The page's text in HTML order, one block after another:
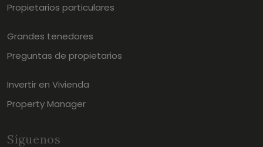
Propietarios particulares
Grandes tenedores
Preguntas de propietarios
Invertir en Vivienda
Property Manager
Síguenos